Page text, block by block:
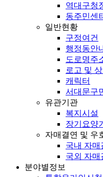
역대구청
동주민센
일반현황
구정여건
행정동안
도로명주
로고 및
캐릭터
서대문구
유관기관
복지시설
장기요양
자매결연 및 우
국내 자매
국외 자매
분야별정보